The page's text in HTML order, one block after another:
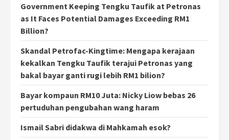
Government Keeping Tengku Taufik at Petronas
as It Faces Potential Damages Exceeding RM1
Billion?
Skandal Petrofac-Kingtime: Mengapa kerajaan
kekalkan Tengku Taufik terajui Petronas yang
bakal bayar ganti rugi lebih RM1 bilion?
Bayar kompaun RM10 Juta: Nicky Liow bebas 26
pertuduhan pengubahan wang haram
Ismail Sabri didakwa di Mahkamah esok?